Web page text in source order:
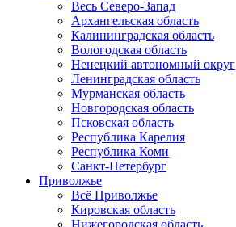
Весь Северо-Запад
Архангельская область
Калининградская область
Вологодская область
Ненецкий автономный округ
Ленинградская область
Мурманская область
Новгородская область
Псковская область
Республика Карелия
Республика Коми
Санкт-Петербург
Приволжье
Всё Приволжье
Кировская область
Нижегородская область